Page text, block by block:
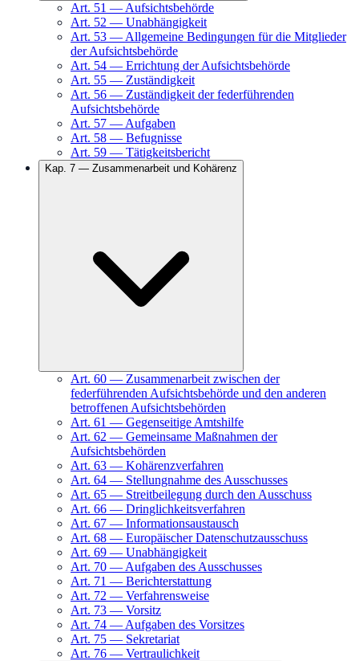
Art. 51 — Aufsichtsbehörde
Art. 52 — Unabhängigkeit
Art. 53 — Allgemeine Bedingungen für die Mitglieder
der Aufsichtsbehörde
Art. 54 — Errichtung der Aufsichtsbehörde
Art. 55 — Zuständigkeit
Art. 56 — Zuständigkeit der federführenden
Aufsichtsbehörde
Art. 57 — Aufgaben
Art. 58 — Befugnisse
Art. 59 — Tätigkeitsbericht
Kap. 7 — Zusammenarbeit und Kohärenz
Art. 60 — Zusammenarbeit zwischen der
federführenden Aufsichtsbehörde und den anderen
betroffenen Aufsichtsbehörden
Art. 61 — Gegenseitige Amtshilfe
Art. 62 — Gemeinsame Maßnahmen der
Aufsichtsbehörden
Art. 63 — Kohärenzverfahren
Art. 64 — Stellungnahme des Ausschusses
Art. 65 — Streitbeilegung durch den Ausschuss
Art. 66 — Dringlichkeitsverfahren
Art. 67 — Informationsaustausch
Art. 68 — Europäischer Datenschutzausschuss
Art. 69 — Unabhängigkeit
Art. 70 — Aufgaben des Ausschusses
Art. 71 — Berichterstattung
Art. 72 — Verfahrensweise
Art. 73 — Vorsitz
Art. 74 — Aufgaben des Vorsitzes
Art. 75 — Sekretariat
Art. 76 — Vertraulichkeit